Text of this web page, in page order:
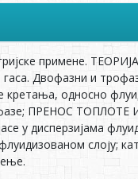
примене.
гаса. Двофазни и
односно
фазе; ПРЕНОС
у дисперзијама
слоју;